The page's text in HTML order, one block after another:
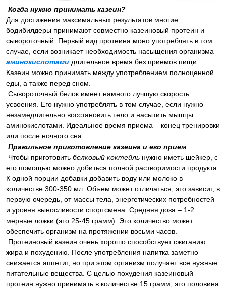
Когда нужно принимать казеин?
Для достижения максимальных результатов многие
бодибилдеры принимают совместно казеиновый протеин и
сывороточный. Первый вид протеина моно употреблять в том
случае, если возникает необходимость насыщения организма
аминокислотами длительное время без приемов пищи.
Казеин можно принимать между употреблением полноценной
еды, а также перед сном.
Сывороточный белок имеет намного лучшую скорость
усвоения. Его нужно употреблять в том случае, если нужно
незамедлительно восстановить тело и насытить мышцы
аминокислотами. Идеальное время приема – конец тренировки
или после ночного сна.
Правильное приготовление казеина и его прием
Чтобы приготовить белковый коктейль нужно иметь шейкер, с
его помощью можно добиться полной растворимости продукта.
К одной порции добавки добавить воду или молоко в
количестве 300-350 мл. Объем может отличаться, это зависит, в
первую очередь, от массы тела, энергетических потребностей
и уровня выносливости спортсмена. Средняя доза – 1-2
мерные ложки (это 25-45 грамм). Это количество может
обеспечить организм на протяжении восьми часов.
Протеиновый казеин очень хорошо способствует сжиганию
жира и похудению. После употребления напитка заметно
снижается аппетит, но при этом организм получает все нужные
питательные вещества. С целью похудения казеиновый
протеин нужно принимать в количестве 15 грамм, это половина